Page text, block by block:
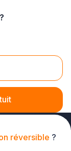
réversible ?